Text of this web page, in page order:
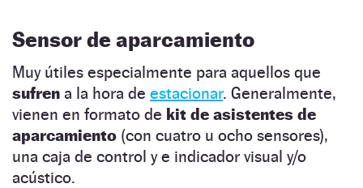
Sensor de aparcamiento
Muy útiles especialmente para aquellos que
sufren a la hora de estacionar. Generalmente,
vienen en formato de kit de asistentes de
aparcamiento (con cuatro u ocho sensores),
una caja de control y e indicador visual y/o
acústico.